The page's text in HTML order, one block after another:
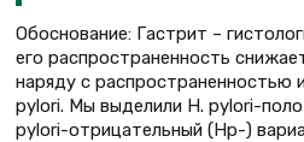
Обоснование: Гастрит –
его распространенность
наряду с распространенностью
pylori. Мы выделили H. pylori-
pylori-отрицательный (Нр-)